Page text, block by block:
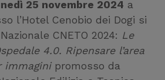
25 novembre 2024 a
l’Hotel Cenobio dei Dogi si
CNETO 2024: Le
4.0. Ripensare l’area
immaginipromosso da